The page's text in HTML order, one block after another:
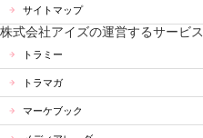
サイトマップ
株式会社アイズの運営するサービス
トラミー
トラマガ
マーケブック